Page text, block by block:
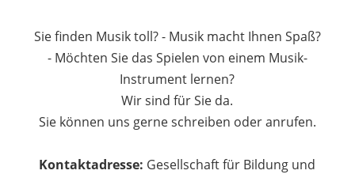
Sie finden Musik toll? - Musik macht Ihnen Spaß?
- Möchten Sie das Spielen von einem Musik-
Instrument lernen?
Wir sind für Sie da.
Sie können uns gerne schreiben oder anrufen.
Kontaktadresse: Gesellschaft für Bildung und